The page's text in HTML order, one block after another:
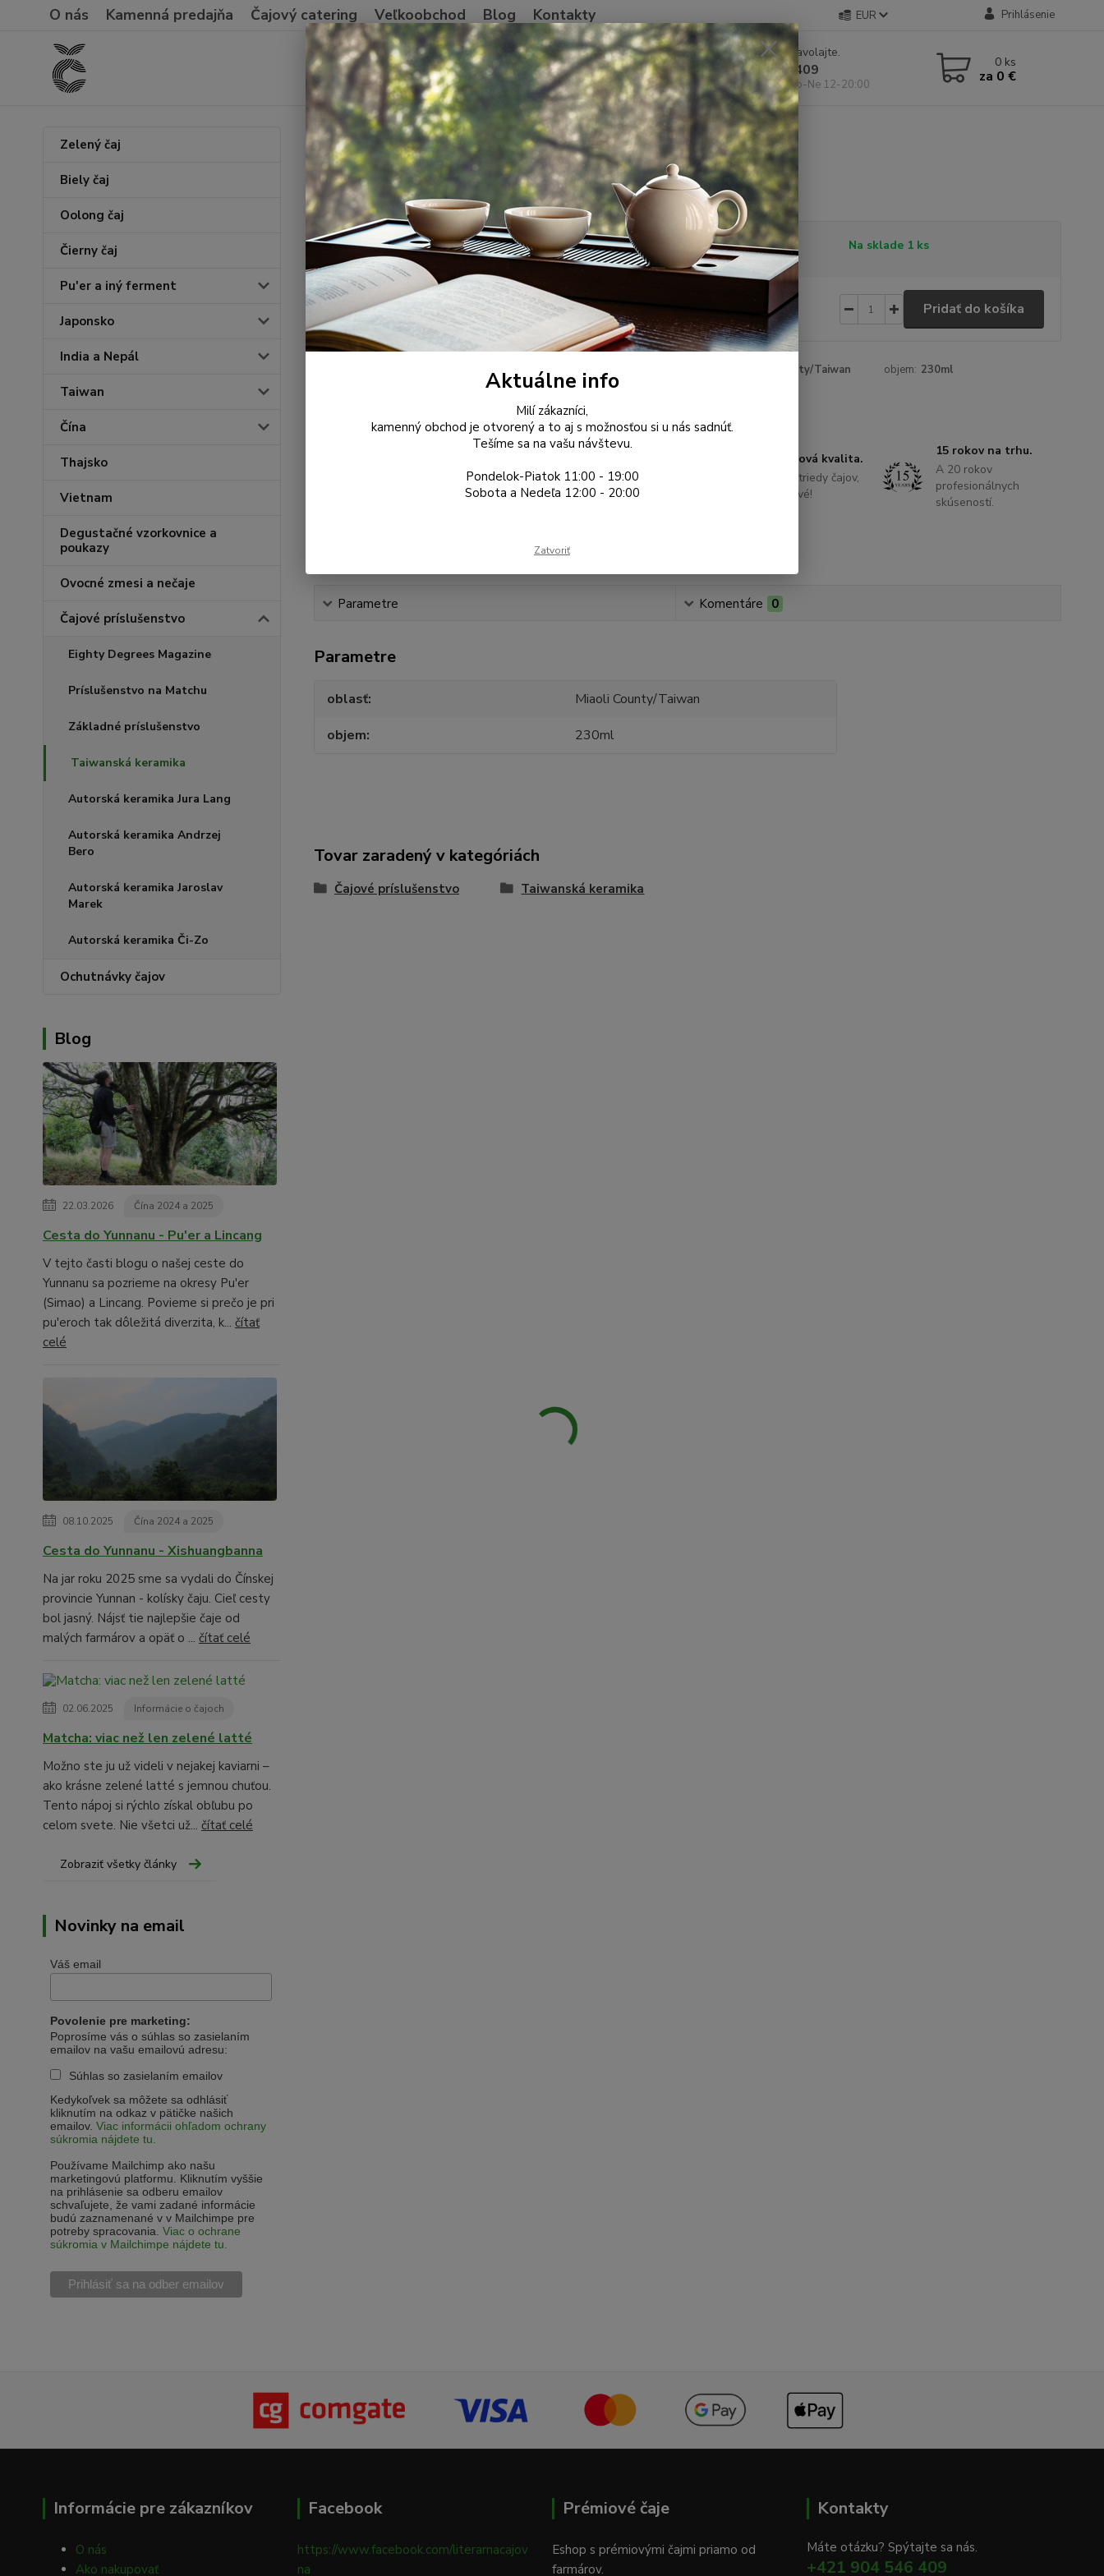
O nás Kamenná predajňa Čajový catering Veľkoobchod Blog Kontakty EUR Prihlásenie
Hľadať
Neviete si rady? Zavolajte.
+421 904 546 409
Po-Pia 11-19:00, So-Ne 12-20:00
0 ks
za 0 €
Zelený čaj
Biely čaj
Oolong čaj
Čierny čaj
Pu'er a iný ferment
Japonsko
India a Nepál
Taiwan
Čína
Thajsko
Vietnam
Degustačné vzorkovnice a
poukazy
Ovocné zmesi a nečaje
Čajové príslušenstvo
Eighty Degrees Magazine
Príslušenstvo na Matchu
Základné príslušenstvo
Taiwanská keramika
Autorská keramika Jura Lang
Autorská keramika Andrzej
Bero
Autorská keramika Jaroslav
Marek
Autorská keramika Či-Zo
Ochutnávky čajov
Blog
22.03.2026 Čína 2024 a 2025
Cesta do Yunnanu - Pu'er a Lincang
V tejto časti blogu o našej ceste do
Yunnanu sa pozrieme na okresy Pu'er
(Simao) a Lincang. Povieme si prečo je pri
pu'eroch tak dôležitá diverzita, k... čítať
celé
08.10.2025 Čína 2024 a 2025
Cesta do Yunnanu - Xishuangbanna
Na jar roku 2025 sme sa vydali do Čínskej
provincie Yunnan - kolísky čaju. Cieľ cesty
bol jasný. Nájsť tie najlepšie čaje od
malých farmárov a opäť o ... čítať celé
02.06.2025 Informácie o čajoch
Matcha: viac než len zelené latté
Možno ste ju už videli v nejakej kaviarni –
ako krásne zelené latté s jemnou chuťou.
Tento nápoj si rýchlo získal obľubu po
celom svete. Nie všetci už... čítať celé
Zobraziť všetky články
Novinky na email
Váš email
Povolenie pre marketing:
Poprosíme vás o súhlas so zasielaním
emailov na vašu emailovú adresu:
Súhlas so zasielaním emailov
Kedykoľvek sa môžete sa odhlásiť
kliknutím na odkaz v pätičke našich
emailov. Viac informácii ohľadom ochrany
súkromia nájdete tu.
Používame Mailchimp ako našu
marketingovú platformu. Kliknutím vyššie
na prihlásenie sa odberu emailov
schvaľujete, že vami zadané informácie
budú zaznamenané v v Mailchimpe pre
potreby spracovania. Viac o ochrane
súkromia v Mailchimpe nájdete tu.
Úvod Čajové príslušenstvo Taiwanská keramika Miaoli Clay Kettle & Brazier 230ml
Miaoli Clay Kettle & Brazier 230ml
Dostupnosť Na sklade 1 ks
225 € ks
182,93 € bez DPH
Pridať do košíka
Miaoli County/Taiwan objem: 230ml
Nad 50€ doprava
Pre službu Zásielkovne
SK a CZ. Nad 100€ je
zadarmo aj kuriér na
Dovoz čajov priamo
Pozrite si blog z našich
ciest.
Iba prémiová kvalita.
Najvyššie triedy čajov,
vždy čerstvé!
15 rokov na trhu.
A 20 rokov
profesionálnych
skúseností.
Parametre Komentáre 0
Parametre
oblasť
Miaoli County/Taiwan
objem
230ml
Tovar zaradený v kategóriách
Čajové príslušenstvo Taiwanská keramika
Informácie pre zákazníkov
O nás
Ako nakupovať
Facebook
https://www.facebook.com/literarnacajov
na
Prémiové čaje
Eshop s prémiovými čajmi priamo od
farmárov.
Kontakty
Máte otázku? Spýtajte sa nás.
+421 904 546 409
Aktuálne info
Milí zákazníci,
kamenný obchod je otvorený a to aj s možnosťou si u nás sadnúť.
Tešíme sa na vašu návštevu.
Pondelok-Piatok 11:00 - 19:00
Sobota a Nedeľa 12:00 - 20:00
Zatvoriť